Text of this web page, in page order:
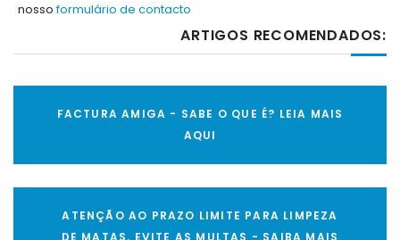
nossoformulário de contacto
ARTIGOS RECOMENDADOS:
FACTURA AMIGA - SABE O QUE É? LEIA MAIS
AQUI
ATENÇÃO AO PRAZO LIMITE PARA LIMPEZA